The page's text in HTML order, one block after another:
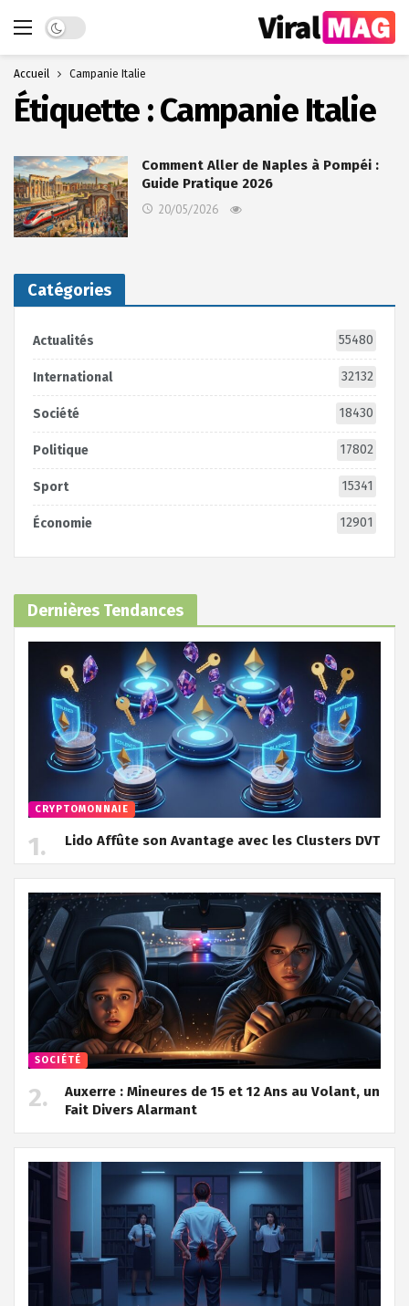
Dark mode
Accueil Campanie Italie
Étiquette :Campanie Italie
Comment Aller de Naples à Pompéi :
Guide Pratique 2026
20/05/2026
Catégories
Actualités 55480
International 32132
Société 18430
Politique 17802
Sport 15341
Économie 12901
Dernières Tendances
CRYPTOMONNAIE
Lido Affûte son Avantage avec les Clusters DVT
SOCIÉTÉ
Auxerre : Mineures de 15 et 12 Ans au Volant, un
Fait Divers Alarmant